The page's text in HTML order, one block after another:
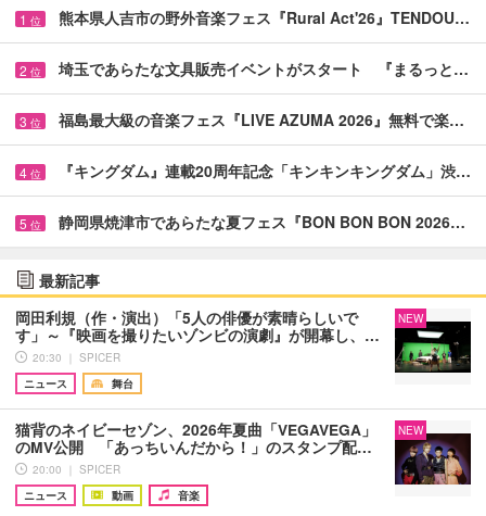
1 位 熊本県人吉市の野外音楽フェス『Rural Act'26』TENDOU…
2 位 埼玉であらたな文具販売イベントがスタート 『まるっと…
3 位 福島最大級の音楽フェス『LIVE AZUMA 2026』無料で楽…
4 位 『キングダム』連載20周年記念「キンキンキングダム」渋…
5 位 静岡県焼津市であらたな夏フェス『BON BON BON 2026…
最新記事
岡田利規（作・演出）「5人の俳優が素晴らしいで
す」～『映画を撮りたいゾンビの演劇』が開幕し、…
20:30 ｜ SPICER
ニュース
舞台
NEW
猫背のネイビーセゾン、2026年夏曲「VEGAVEGA」
のMV公開 「あっちいんだから！」のスタンプ配…
20:00 ｜ SPICER
ニュース
動画 音楽
NEW